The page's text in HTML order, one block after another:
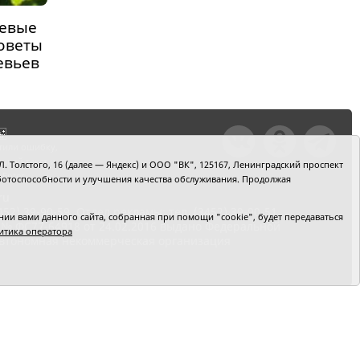
текст и
39-90-59. Отдел рекламы: тел. (3452) 39-90-51.
ФС77-64918 от 24.02.2016 выдано Федеральной
некоммерческая организация
Толстого, 16 (далее — Яндекс) и ООО "ВК", 125167, Ленинградский проспект
и улучшения качества обслуживания. Продолжая
вами данного сайта, собранная при помощи "cookie", будет передаваться
оператора